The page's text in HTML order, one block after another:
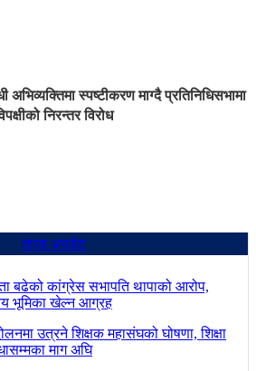
अभिव्यक्तिमा स्पष्टीकरण माग्दै प्रतिनिधिसभामा
निरन्तर विरोध
ताजा अपडेट
बढेको कांग्रेस सभापति थापाको आरोप,
भूमिका खेल्न आग्रह
उत्रने शिक्षक महासंघको घोषणा, शिक्षा
माग अघि